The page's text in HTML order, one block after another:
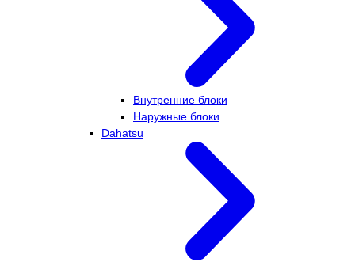
Внутренние блоки
Наружные блоки
Dahatsu